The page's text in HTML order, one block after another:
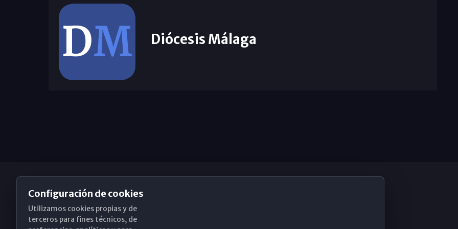
Diócesis Málaga
Obispado de Málaga
Configuración de cookies
Utilizamos cookies propias y de
terceros para fines técnicos, de